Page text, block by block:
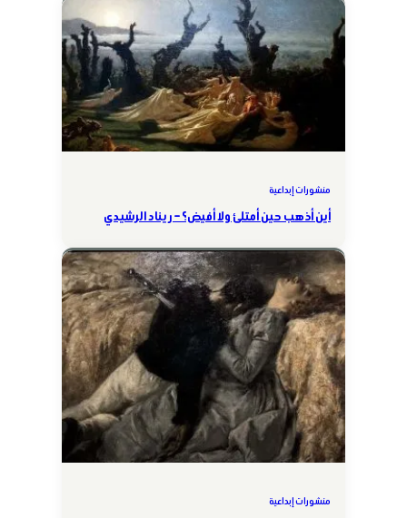
منشورات إبداعية
أين أذهب حين أمتلئ ولا أفيض؟ – ريناد الرشيدي
منشورات إبداعية